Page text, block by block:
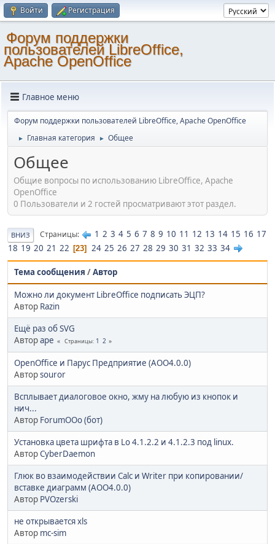
Войти Регистрация
Форум поддержки
пользователей LibreOffice,
Apache OpenOffice
Главное меню
Форум поддержки пользователей LibreOffice, Apache OpenOffice
► Главная категория ► Общее
Общее
Общие вопросы по использованию LibreOffice, Apache
OpenOffice
0 Пользователи и 2 гостей просматривают этот раздел.
ВНИЗ Страницы 1 2 3 4 5 6 7 8 9 10 11 12 13 14 15 16 17
18 19 20 21 22 23 24 25 26 27 28 29 30 31 32 33 34
Тема сообщения /Автор
Можно ли документ LibreOffice подписать ЭЦП?
Автор Razin
Ещё раз об SVG
Авторape Страницы 1 2
OpenOffice и Парус Предприятие (AOO4.0.0)
Авторsouror
Всплывает диалоговое окно, жму на любую из кнопок и
нич...
Автор ForumOOo (бот)
Установка цвета шрифта в Lo 4.1.2.2 и 4.1.2.3 под linux.
АвторCyberDaemon
Глюк во взаимодействии Calc и Writer при копировании/
вставке диаграмм (AOO4.0.0)
Автор PVOzerski
не открывается xls
Автор mc-sim